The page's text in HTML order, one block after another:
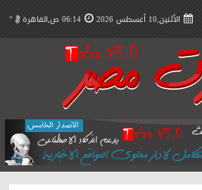
الأثنين,10 أغسطس 2026 06:14 ص,القاهرة °